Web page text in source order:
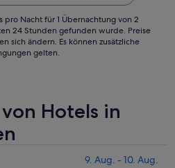
pro Nacht für 1 Übernachtung von 2
24 Stunden gefunden wurde. Preise
sich ändern. Es können zusätzliche
gelten.
Hotels in
9. Aug. - 10. Aug.